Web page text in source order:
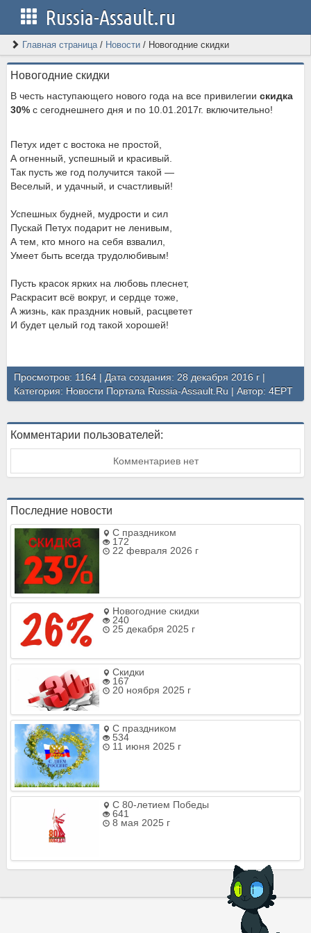
Russia-Assault.ru
Главная страница/ Новости / Новогодние скидки
Новогодние скидки
В честь наступающего нового года на все привилегии скидка
30% с сегоднешнего дня и по 10.01.2017г. включительно!
Петух идет с востока не простой,
А огненный, успешный и красивый.
Так пусть же год получится такой —
Веселый, и удачный, и счастливый!
Успешных будней, мудрости и сил
Пускай Петух подарит не ленивым,
А тем, кто много на себя взвалил,
Умеет быть всегда трудолюбивым!
Пусть красок ярких на любовь плеснет,
Раскрасит всё вокруг, и сердце тоже,
А жизнь, как праздник новый, расцветет
И будет целый год такой хорошей!
Просмотров: 1164 | Дата создания: 28 декабря 2016 г |
Категория: Новости Портала Russia-Assault.Ru | Автор: 4EPT
Комментарии пользователей:
Комментариев нет
Последние новости
С праздником
172
22 февраля 2026 г
Новогодние скидки
240
25 декабря 2025 г
Скидки
167
20 ноября 2025 г
С праздником
534
11 июня 2025 г
С 80-летием Победы
641
8 мая 2025 г